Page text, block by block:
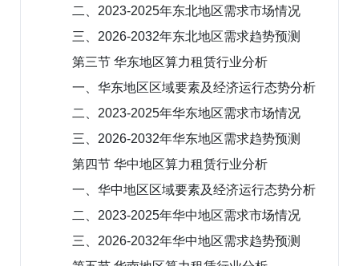
二、2023-2025年东北地区需求市场情况
三、2026-2032年东北地区需求趋势预测
第三节 华东地区算力租赁行业分析
一、华东地区区域要素及经济运行态势分析
二、2023-2025年华东地区需求市场情况
三、2026-2032年华东地区需求趋势预测
第四节 华中地区算力租赁行业分析
一、华中地区区域要素及经济运行态势分析
二、2023-2025年华中地区需求市场情况
三、2026-2032年华中地区需求趋势预测